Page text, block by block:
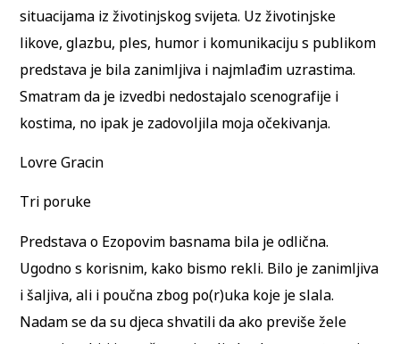
situacijama iz životinjskog svijeta. Uz životinjske
likove, glazbu, ples, humor i komunikaciju s publikom
predstava je bila zanimljiva i najmlađim uzrastima.
Smatram da je izvedbi nedostajalo scenografije i
kostima, no ipak je zadovoljila moja očekivanja.
Lovre Gracin
Tri poruke
Predstava o Ezopovim basnama bila je odlična.
Ugodno s korisnim, kako bismo rekli. Bilo je zanimljiva
i šaljiva, ali i poučna zbog po(r)uka koje je slala.
Nadam se da su djeca shvatili da ako previše žele